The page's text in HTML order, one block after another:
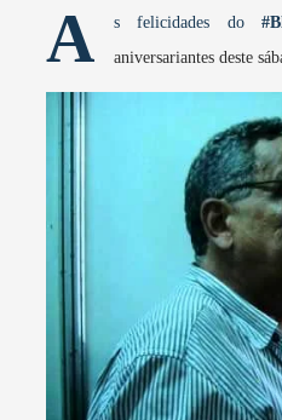
A s felicidades do
aniversariantes deste